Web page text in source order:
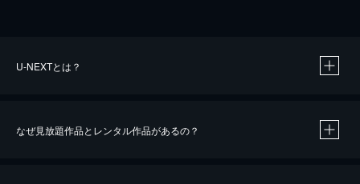
U-NEXTとは？
なぜ見放題作品とレンタル作品があるの？